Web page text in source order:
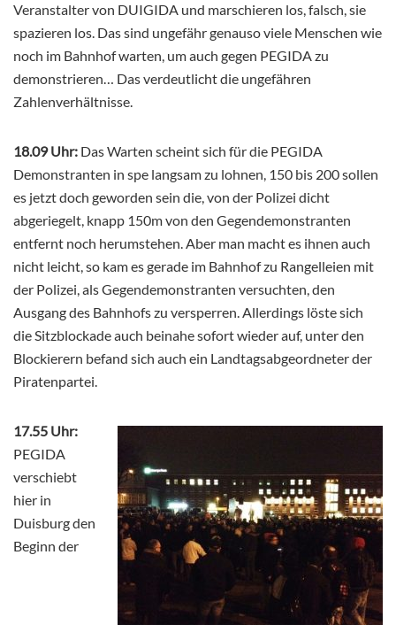
Veranstalter von DUIGIDA und marschieren los, falsch, sie
spazieren los. Das sind ungefähr genauso viele Menschen wie
noch im Bahnhof warten, um auch gegen PEGIDA zu
demonstrieren… Das verdeutlicht die ungefähren
Zahlenverhältnisse.
18.09 Uhr: Das Warten scheint sich für die PEGIDA
Demonstranten in spe langsam zu lohnen, 150 bis 200 sollen
es jetzt doch geworden sein die, von der Polizei dicht
abgeriegelt, knapp 150m von den Gegendemonstranten
entfernt noch herumstehen. Aber man macht es ihnen auch
nicht leicht, so kam es gerade im Bahnhof zu Rangelleien mit
der Polizei, als Gegendemonstranten versuchten, den
Ausgang des Bahnhofs zu versperren. Allerdings löste sich
die Sitzblockade auch beinahe sofort wieder auf, unter den
Blockierern befand sich auch ein Landtagsabgeordneter der
Piratenpartei.
17.55 Uhr:
PEGIDA
verschiebt
hier in
Duisburg den
Beginn der